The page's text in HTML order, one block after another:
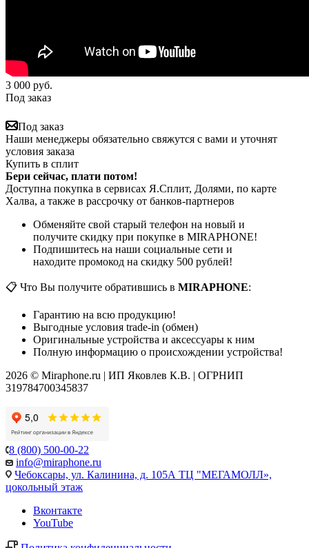
3 000 руб.
Под заказ
Под заказ
Наши менеджеры обязательно свяжутся с вами и уточнят
условия заказа
Купить в сплит
Бери сейчас, плати потом!
Доступна покупка в сервисах Я.Сплит, Долями, по карте
Халва, а также в рассрочку от банков-партнеров
Обменяйте свой старый телефон на новый и
получите скидку при покупке в MIRAPHONE!
Подпишитесь на наши социальные сети и
находите промокод на скидку 500 рублей!
📋 Что Вы получите обратившись в MIRAPHONE:
Гарантию на всю продукцию!
Выгодные условия trade-in (обмен)
Оригинальные устройства и аксессуары к ним
Полную информацию о происхождении устройства!
2026 © Miraphone.ru | ИП Яковлев К.В. | ОГРНИП
319784700345837
8 (800) 500-00-22
info@miraphone.ru
Чебоксары, ул. Калинина, д. 105А ТЦ "МЕГАМОЛЛ»,
цокольный этаж
Вконтакте
YouTube